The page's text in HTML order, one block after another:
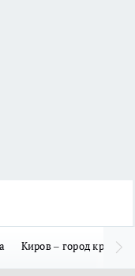
Киров – город